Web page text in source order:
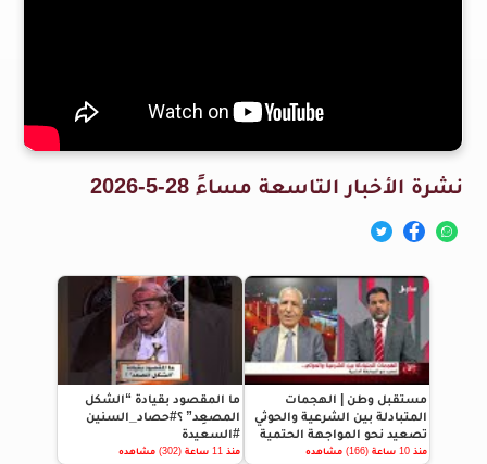
نشرة الأخبار التاسعة مساءً 28-5-2026
مستقبل وطن | الهجمات
المتبادلة بين الشرعية والحوثي
تصعيد نحو المواجهة الحتمية
منذ 10 ساعة (166) مشاهده
ما المقصود بقيادة “الشكل
المصعِد” ؟#حصاد_السنين
#السعيدة
منذ 11 ساعة (302) مشاهده